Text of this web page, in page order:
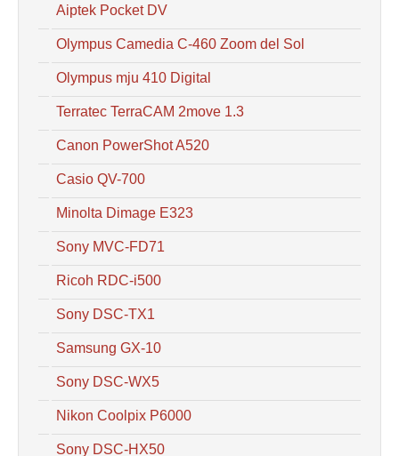
Aiptek Pocket DV
Olympus Camedia C-460 Zoom del Sol
Olympus mju 410 Digital
Terratec TerraCAM 2move 1.3
Canon PowerShot A520
Casio QV-700
Minolta Dimage E323
Sony MVC-FD71
Ricoh RDC-i500
Sony DSC-TX1
Samsung GX-10
Sony DSC-WX5
Nikon Coolpix P6000
Sony DSC-HX50